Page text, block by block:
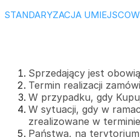
STANDARYZACJA
Sprzedający jest
Termin realizacji
W przypadku, gdy
W sytuacji, gdy w
zrealizowane w
Państwa, na